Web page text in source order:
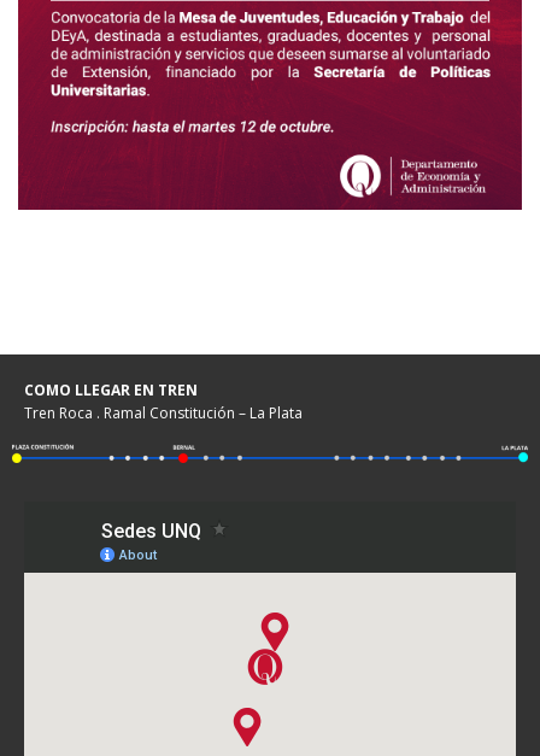
COMO LLEGAR EN TREN
Tren Roca . Ramal Constitución – La Plata